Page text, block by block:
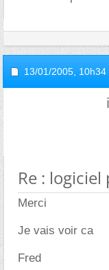
13/01/2005, 10h34
Re :
Merci
Je vais voir ca
Fred